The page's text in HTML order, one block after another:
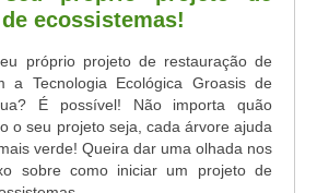
ecossistemas!
próprio projeto de restauração de
a Tecnologia Ecológica Groasis de
É possível! Não importa quão
o seu projeto seja, cada árvore ajuda
verde! Queira dar uma olhada nos
sobre como iniciar um projeto de